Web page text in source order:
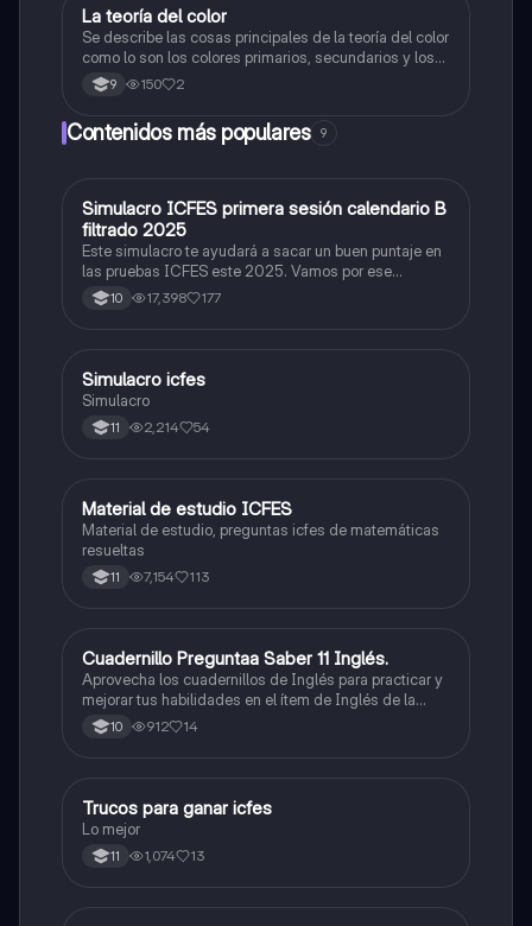
Artes
La teoría del color
Se describe las cosas principales de la teoría del color
como lo son los colores primarios, secundarios y los
colores cálidos y fríos es un resumen y sus ejemplos
9 150 2
Contenidos más populares 9
ICFES: Matemáticas
Simulacro ICFES primera sesión calendario B
filtrado 2025
Este simulacro te ayudará a sacar un buen puntaje en
las pruebas ICFES este 2025. Vamos por ese
500/500. Y poder ser admitido en la universidad que
quieras, estudiar la carrera que quieres y no la que te
10 17,398 177
ICFES: Lectura Crítica
Simulacro icfes
Simulacro
11 2,214 54
ICFES: Matemáticas
Material de estudio ICFES
Material de estudio, preguntas icfes de matemáticas
resueltas
11 7,154 113
ICFES: Inglés
Cuadernillo Preguntaa Saber 11 Inglés.
Aprovecha los cuadernillos de Inglés para practicar y
mejorar tus habilidades en el ítem de Inglés de la
Prueba Saber 11. 🫡
10 912 14
Química
Trucos para ganar icfes
Lo mejor
11 1,074 13